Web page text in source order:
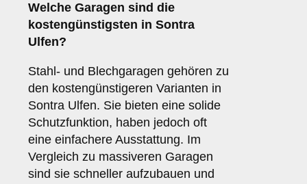
Welche Garagen sind die
kostengünstigsten in Sontra
Ulfen?
Stahl- und Blechgaragen gehören zu
den kostengünstigeren Varianten in
Sontra Ulfen. Sie bieten eine solide
Schutzfunktion, haben jedoch oft
eine einfachere Ausstattung. Im
Vergleich zu massiveren Garagen
sind sie schneller aufzubauen und